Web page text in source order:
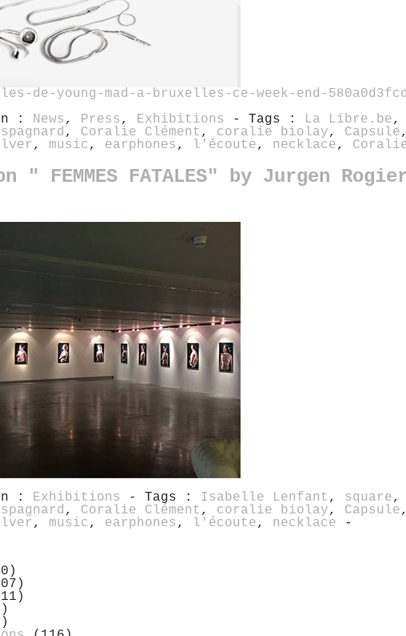
de-young-mad-a-bruxelles-ce-week-end-
: News , Press , Exhibitions - Tags : La Libre.be,
, Coralie Clément , coralie biolay, Capsule
, music , earphones , l'écoute, necklace,
" FEMMES FATALES" by Jurgen
: Exhibitions - Tags : Isabelle Lenfant , square,
, Coralie Clément , coralie biolay, Capsule
, music , earphones , l'écoute, necklace -